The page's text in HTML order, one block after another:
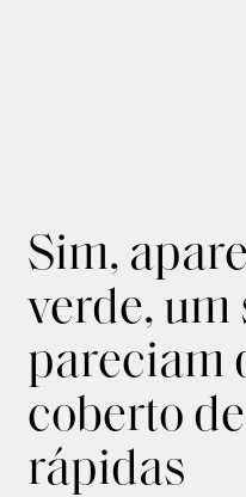
Sim,
verde, um
pareciam
coberto
rápidas